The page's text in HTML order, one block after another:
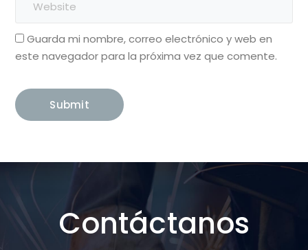
Guarda mi nombre, correo electrónico y web en
este navegador para la próxima vez que comente.
Contáctanos